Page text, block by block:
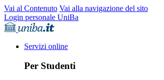
Vai al Contenuto Vai alla navigazione del sito
Login personale UniBa
Servizi online
Per Studenti